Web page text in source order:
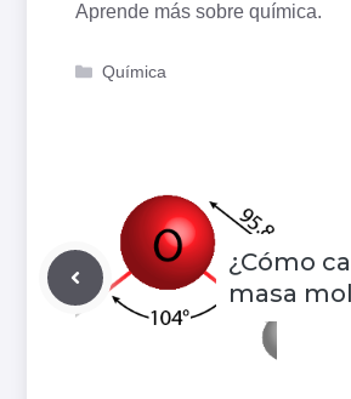
Aprende más sobre química.
Categorías
Química
¿Cómo
masa